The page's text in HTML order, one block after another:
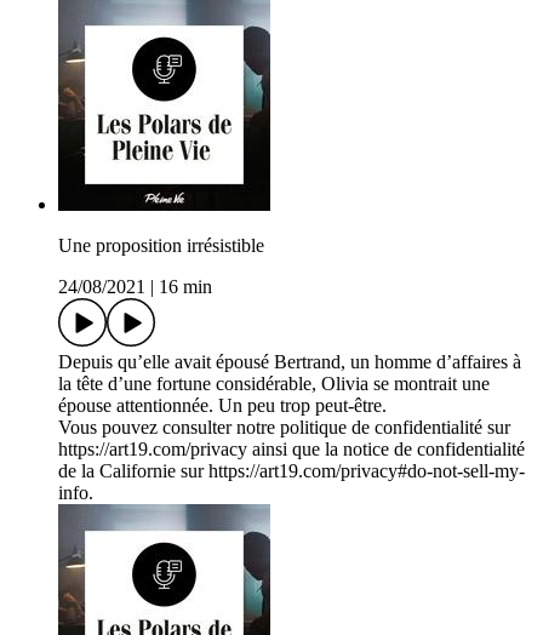
Une proposition irrésistible
24/08/2021
16 min
Depuis qu’elle avait épousé Bertrand, un homme d’affaires à
la tête d’une fortune considérable, Olivia se montrait une
épouse attentionnée. Un peu trop peut-être.
Vous pouvez consulter notre politique de confidentialité sur
https://art19.com/privacy ainsi que la notice de confidentialité
de la Californie sur https://art19.com/privacy#do-not-sell-my-
info.